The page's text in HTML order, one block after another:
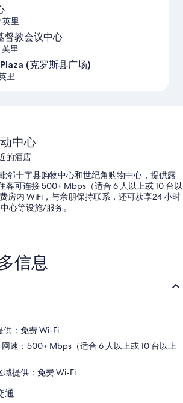
英里
督教会议中心
英里
(克罗斯县广场)
里
中心
的酒店
邻十字县购物中心和世纪角购物中心，提供露
客可连接 500+ Mbps（适合 6 人以上或 10 台以
房内 WiFi，与亲朋保持联系，还可获享24 小时
心等设施/服务。
厅
机和电梯
服务得到了很高的评价。
调等贴心细节，以及免费 WiFi和保险箱等设施/
住宿场所干净的客房得到了高度评价。
包括：
喷头和独立浴缸/淋浴
信息
供：免费 Wi-Fi
速：500+ Mbps（适合 6 人以上或 10 台以上
域提供：免费 Wi-Fi
通